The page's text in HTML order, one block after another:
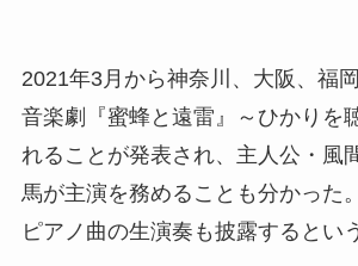
2021年3月から神奈川、大阪、福
音楽劇『蜜蜂と遠雷』～ひかりを
れることが発表され、主人公・風
馬が主演を務めることも分かった
ピアノ曲の生演奏も披露するとい